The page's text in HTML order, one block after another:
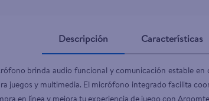
Descripción Características
brinda audio funcional y comunicación estable en
juegos y multimedia. El micrófono integrado facilita
en línea y mejora tu experiencia de juego con